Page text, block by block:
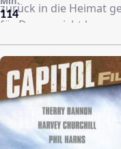
zurück in die Heimat
für Dunne nicht lange.
seiner großen Liebe
Fronteinsatz meldet,
Schützengräben
Umständen heil
dann gerät der Junge
der Deutschen und
Opfer ...
114